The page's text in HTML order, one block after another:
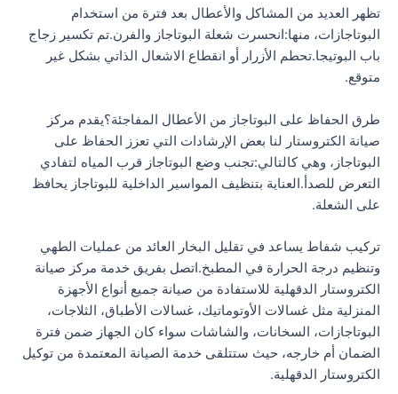
تظهر العديد من المشاكل والأعطال بعد فترة من استخدام
البوتاجازات، منها:انحسرت شعلة البوتاجاز والفرن.تم تكسير زجاج
باب البوتيجا.تحطم الأزرار أو انقطاع الاشعال الذاتي بشكل غير
متوقع.
طرق الحفاظ على البوتاجاز من الأعطال المفاجئة؟يقدم مركز
صيانة الكتروستار لنا بعض الإرشادات التي تعزز الحفاظ على
البوتاجاز، وهي كالتالي:تجنب وضع البوتاجاز قرب المياه لتفادي
التعرض للصدأ.العناية بتنظيف المواسير الداخلية للبوتاجاز يحافظ
على الشعلة.
تركيب شفاط يساعد في تقليل البخار العائد من عمليات الطهي
وتنظيم درجة الحرارة في المطبخ.اتصل بفريق خدمة مركز صيانة
الكتروستار الدقهلية للاستفادة من صيانة جميع أنواع الأجهزة
المنزلية مثل غسالات الأوتوماتيك، غسالات الأطباق، الثلاجات،
البوتاجازات، السخانات، والشاشات سواء كان الجهاز ضمن فترة
الضمان أم خارجه، حيث ستتلقى خدمة الصيانة المعتمدة من توكيل
الكتروستار الدقهلية.